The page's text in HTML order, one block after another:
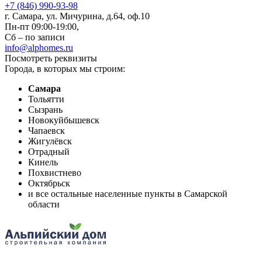
+7 (846) 990-93-98
г. Самара, ул. Мичурина, д.64, оф.10
Пн-пт 09:00-19:00,
Сб – по записи
info@alphomes.ru
Посмотреть реквизиты
Города, в которых мы строим:
Самара
Тольятти
Сызрань
Новокуйбышевск
Чапаевск
Жигулёвск
Отрадный
Кинель
Похвистнево
Октябрьск
и все остальные населенные пункты в Самарской
области